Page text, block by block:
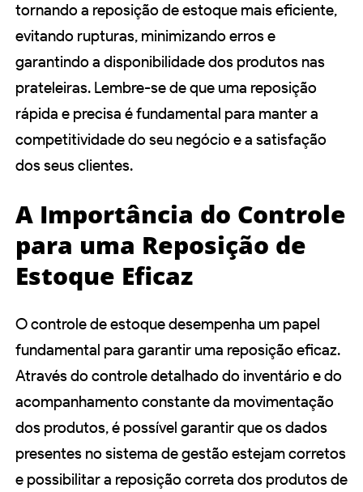
tornando a reposição de estoque mais eficiente,
evitando rupturas, minimizando erros e
garantindo a disponibilidade dos produtos nas
prateleiras. Lembre-se de que uma reposição
rápida e precisa é fundamental para manter a
competitividade do seu negócio e a satisfação
dos seus clientes.
A Importância do Controle
para uma Reposição de
Estoque Eficaz
O controle de estoque desempenha um papel
fundamental para garantir uma reposição eficaz.
Através do controle detalhado do inventário e do
acompanhamento constante da movimentação
dos produtos, é possível garantir que os dados
presentes no sistema de gestão estejam corretos
e possibilitar a reposição correta dos produtos de